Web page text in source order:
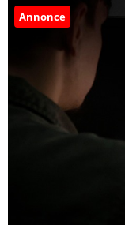
Annonce